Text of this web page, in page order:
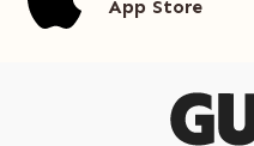
App Store